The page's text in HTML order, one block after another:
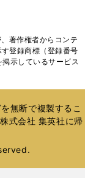
く
ド
ウ
で
ィ
ン
ド
開
く
著作権者からコンテ
登録商標（登録番号
示しているサービス
無断で複製するこ
式会社 集英社に帰